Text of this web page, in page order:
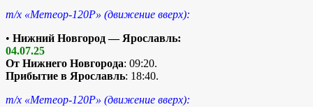
т/х «Метеор-120Р» (движение вверх):
• Нижний Новгород — Ярославль:
04.07.25
От Нижнего Новгорода: 09:20.
Прибытие в Ярославль: 18:40.
т/х «Метеор-120Р» (движение вверх):